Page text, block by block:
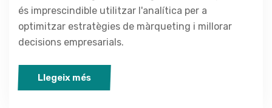
és imprescindible utilitzar l'analítica per a
optimitzar estratègies de màrqueting i millorar
decisions empresarials.
Llegeix més